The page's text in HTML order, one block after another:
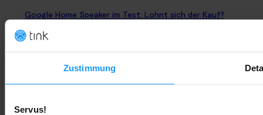
Zustimmung
Servus!
Google Home Speaker im Test: Lohnt sich der Kauf?
Google Home
Rauchmelder Test 2026: Die besten smarten Modelle für Dein
Zuhause